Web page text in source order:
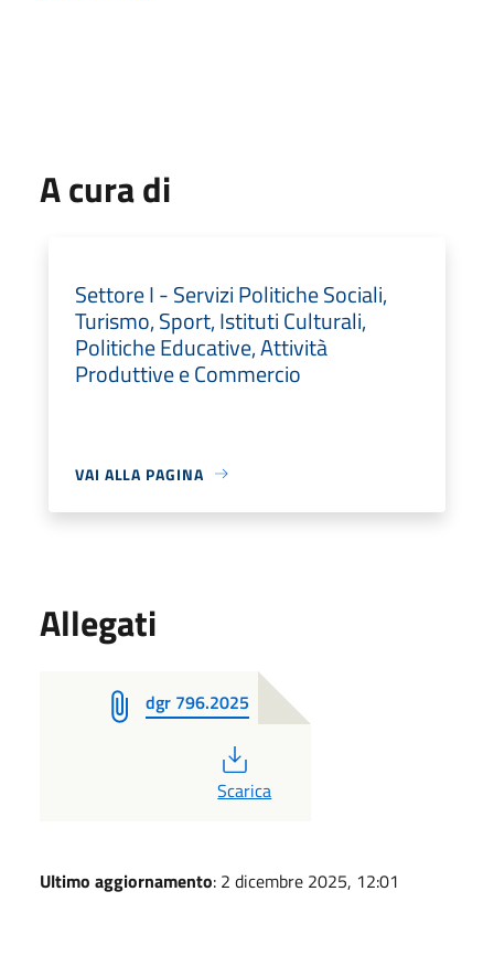
A cura di
Settore I - Servizi Politiche Sociali,
Turismo, Sport, Istituti Culturali,
Politiche Educative, Attività
Produttive e Commercio
VAI ALLA PAGINA
Allegati
dgr 796.2025
PDF
Scarica
Ultimo aggiornamento: 2 dicembre 2025, 12:01